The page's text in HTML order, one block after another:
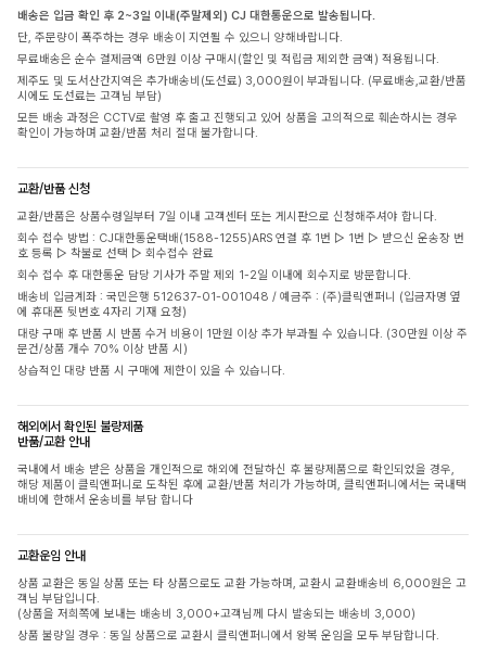
배송은 입금 확인 후 2~3일 이내(주말제외) CJ 대한통운으로 발송됩니다.
단, 주문량이 폭주하는 경우 배송이 지연될 수 있으니 양해바랍니다.
무료배송은 순수 결제금액 6만원 이상 구매시(할인 및 적립금 제외한 금액) 적용됩니다.
제주도 및 도서산간지역은 추가배송비(도선료) 3,000원이 부과됩니다. (무료배송,교환/반품
시에도 도선료는 고객님 부담)
모든 배송 과정은 CCTV로 촬영 후 출고 진행되고 있어 상품을 고의적으로 훼손하시는 경우
확인이 가능하며 교환/반품 처리 절대 불가합니다.
교환/반품 신청
교환/반품은 상품수령일부터 7일 이내 고객센터 또는 게시판으로 신청해주셔야 합니다.
회수 접수 방법 : CJ대한통운택배(1588-1255)ARS 연결 후 1번 ▷ 1번 ▷ 받으신 운송장 번
호 등록 ▷ 착불로 선택 ▷ 회수접수 완료
회수 접수 후 대한통운 담당 기사가 주말 제외 1-2일 이내에 회수지로 방문합니다.
배송비 입금계좌 : 국민은행 512637-01-001048 / 예금주 : (주)클릭앤퍼니 (입금자명 옆
에 휴대폰 뒷번호 4자리 기재 요청)
대량 구매 후 반품 시 반품 수거 비용이 1만원 이상 추가 부과될 수 있습니다. (30만원 이상 주
문건/상품 개수 70% 이상 반품 시)
상습적인 대량 반품 시 구매에 제한이 있을 수 있습니다.
해외에서 확인된 불량제품
반품/교환 안내
국내에서 배송 받은 상품을 개인적으로 해외에 전달하신 후 불량제품으로 확인되었을 경우,
해당 제품이 클릭앤퍼니로 도착된 후에 교환/반품 처리가 가능하며, 클릭앤퍼니에서는 국내택
배비에 한해서 운송비를 부담 합니다
교환운임 안내
상품 교환은 동일 상품 또는 타 상품으로도 교환 가능하며, 교환시 교환배송비 6,000원은 고
객님 부담입니다.
(상품을 저희쪽에 보내는 배송비 3,000+고객님께 다시 발송되는 배송비 3,000)
상품 불량일 경우 : 동일 상품으로 교환시 클릭앤퍼니에서 왕복 운임을 모두 부담합니다.